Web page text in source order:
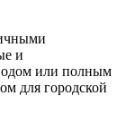
и
или полным
для городской